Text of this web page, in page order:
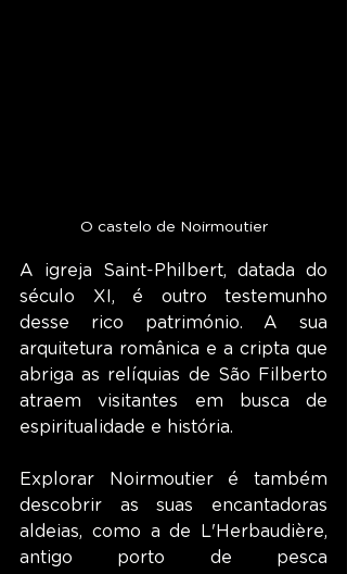
O castelo de Noirmoutier
A igreja Saint-Philbert, datada do
século XI, é outro testemunho
desse rico património. A sua
arquitetura românica e a cripta que
abriga as relíquias de São Filberto
atraem visitantes em busca de
espiritualidade e história.
Explorar Noirmoutier é também
descobrir as suas encantadoras
aldeias, como a de L'Herbaudière,
antigo porto de pesca